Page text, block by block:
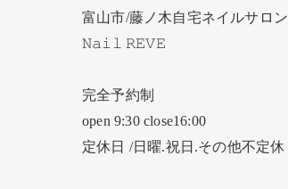
富山市/藤ノ木自宅ネイルサロン
𝙽𝚊𝚒𝚕 𝚁𝙴𝚅𝙴
完全予約制
open 9:30 close16:00
定休日 /日曜.祝日.その他不定休